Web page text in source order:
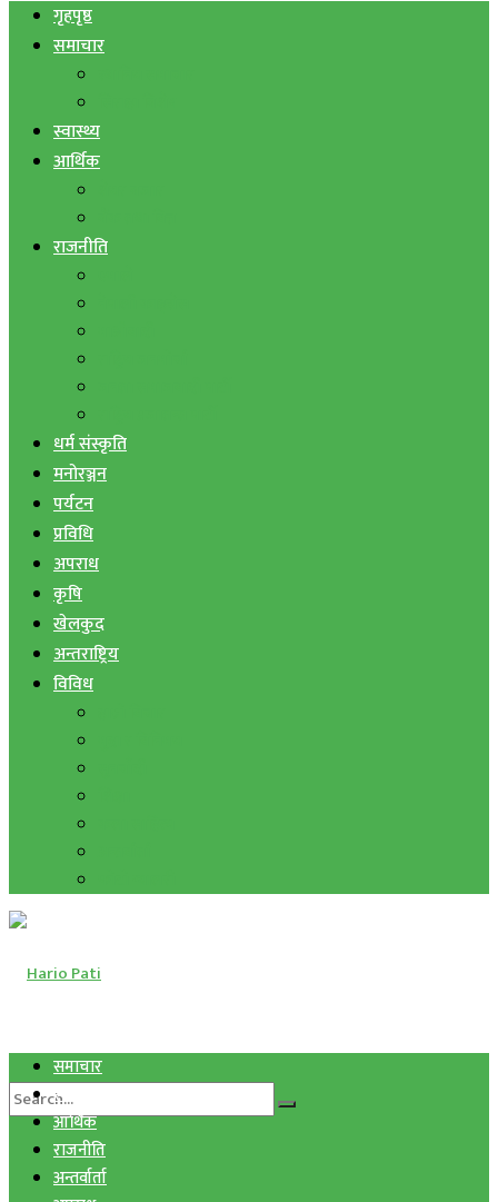
गृहपृष्ठ
समाचार
स्वास्थ्य
आर्थिक
राजनीति
धर्म संस्कृति
मनोरञ्जन
पर्यटन
प्रविधि
अपराध
कृषि
खेलकुद
अन्तराष्ट्रिय
विविध
समाचार
स्वास्थ्य
आर्थिक
राजनीति
अन्तर्वार्ता